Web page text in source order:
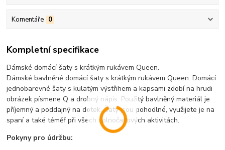
Komentáře 0
Kompletní specifikace
Dámské domácí šaty s krátkým rukávem Queen.
Dámské bavlněné domácí šaty s krátkým rukávem Queen. Domácí
jednobarevné šaty s kulatým výstřihem a kapsami zdobí na hrudi
obrázek písmene Q a drobný nápis. Použitý bavlněný materiál je
příjemný a poddajný na dotek. Šaty jsou pohodlné, využijete je na
spaní a také téměř při všech volnočasových aktivitách.
Pokyny pro údržbu: